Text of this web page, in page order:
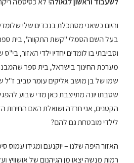
והיום כשאני מסתכלת בנכדים שלי
בעל השם הסמלי "קשת התקווה", בית ספר
וסביבתי בו לומדים יחדיו ילדי האזור,
מערכת החינוך בישראל, בית ספר
שמו של בן מושב אליקים עומר טביב
שסבתו יונה מתייצבת כאן מדי שבוע
הקטנים, אני חרדה ושואלת האם החירות
לילדי מובטחת גם להם?
האזור היפה שלנו – יוקנעם ומגידו עמוס
רמות מנשה יצאו מן הגיהנום של אושוויץ